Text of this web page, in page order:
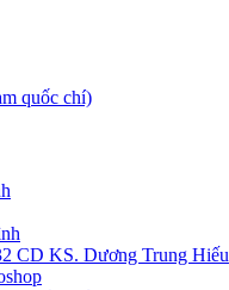
quốc chí)
CD KS. Dương Trung Hiếu